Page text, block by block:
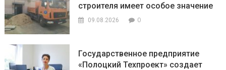
строителя имеет особое значение
09.08.2026 0
Государственное предприятие
«Полоцкий Техпроект» создает